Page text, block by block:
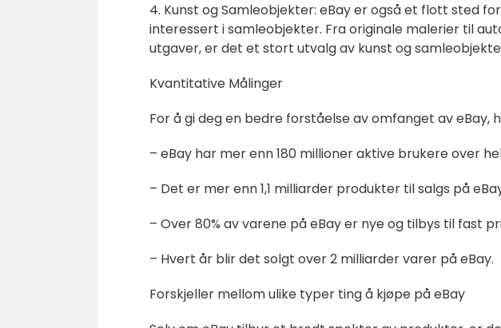
4. Kunst og Samleobjekter: eBay er også et flott sted
interessert i samleobjekter. Fra originale malerier til
utgaver, er det et stort utvalg av kunst og
Kvantitative Målinger
For å gi deg en bedre forståelse av omfanget av
– eBay har mer enn 180 millioner aktive brukere over
– Det er mer enn 1,1 milliarder produkter til salgs på
– Over 80% av varene på eBay er nye og tilbys til fast
– Hvert år blir det solgt over 2 milliarder varer på eBay.
Forskjeller mellom ulike typer ting å kjøpe på eBay